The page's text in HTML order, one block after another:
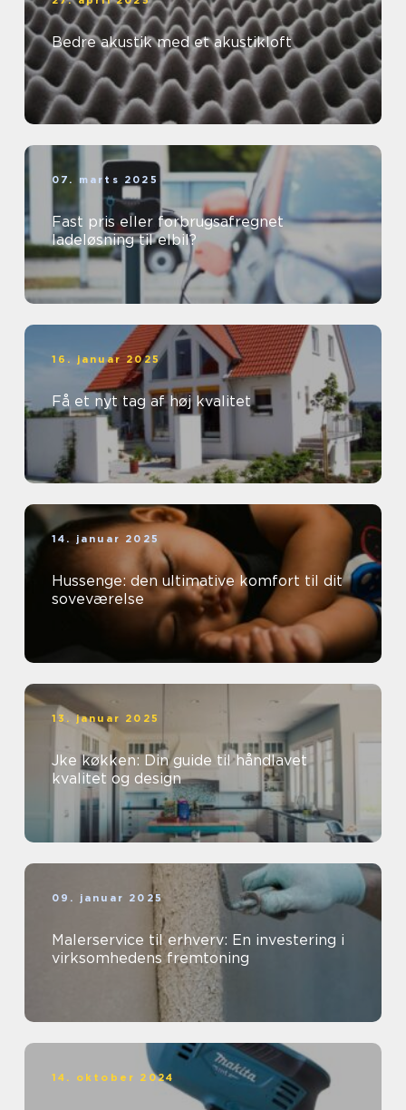
Bedre akustik med et akustikloft
07. marts 2025
Fast pris eller forbrugsafregnet
ladeløsning til elbil?
16. januar 2025
Få et nyt tag af høj kvalitet
14. januar 2025
Hussenge: den ultimative komfort til dit
soveværelse
13. januar 2025
Jke køkken: Din guide til håndlavet
kvalitet og design
09. januar 2025
Malerservice til erhverv: En investering i
virksomhedens fremtoning
14. oktober 2024